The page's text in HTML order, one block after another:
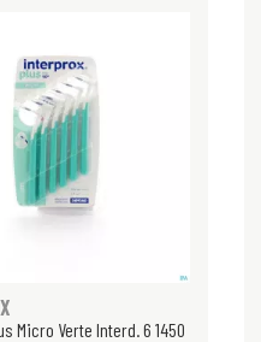
Micro Verte Interd. 6 1450